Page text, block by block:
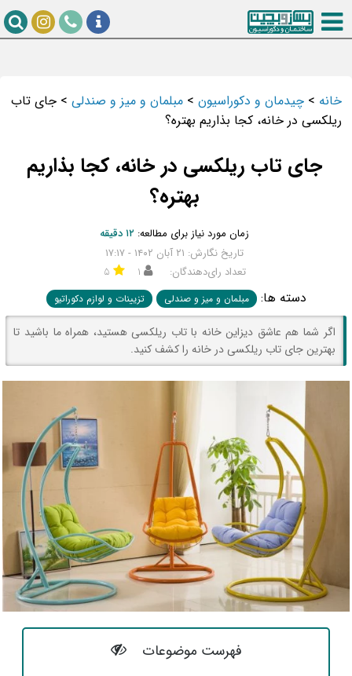
خانه>چیدمان و دکوراسیون>مبلمان و میز و صندلی>جای تاب
ریلکسی در خانه، کجا بذاریم بهتره؟
جای تاب ریلکسی در خانه، کجا بذاریم
بهتره؟
زمان مورد نیاز برای مطالعه:۱۲ دقیقه
تاریخ نگارش: ۲۱ آبان ۱۴۰۲ - ۱۷:۱۷
تعداد رای‌دهندگان:
۱ ۵
دسته ها: مبلمان و میز و صندلی تزیینات و لوازم دکوراتیو
اگر شما هم عاشق دیزاین خانه با تاب ریلکسی هستید، همراه ما باشید تا
بهترین جای تاب ریلکسی در خانه را کشف کنید.
فهرست موضوعات